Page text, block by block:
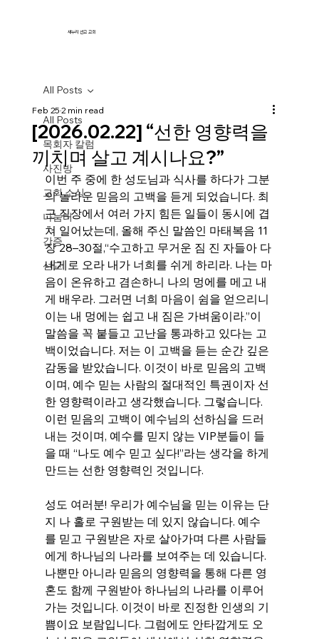
새누리 선교 교회
All Posts
목회자 칼럼
사진방
교회 소식
나눔터
간증
선교
All Posts
[2026.02.22] “선한 영향력을
끼치며 살고 계시나요?”
Feb 252 min read
이번 주 중에 한 성도님과 식사를 하다가 그분
의 놀라운 믿음의 고백을 듣게 되었습니다. 최
근 직장에서 여러 가지 힘든 일들이 동시에 겹
쳐 일어났는데, 올해 주신 말씀인 마태복음 11
장 28–30절,“수고하고 무거운 짐 진 자들아 다
내게로 오라 내가 너희를 쉬게 하리라. 나는 마
음이 온유하고 겸손하니 나의 멍에를 메고 내
게 배우라. 그러면 너희 마음이 쉼을 얻으리니
이는 내 멍에는 쉽고 내 짐은 가벼움이라.”이
말씀을 꼭 붙들고 고난을 통과하고 있다는 고
백이었습니다. 저는 이 고백을 듣는 순간 깊은
감동을 받았습니다. 이것이 바로 믿음의 고백
이며, 예수 믿는 사람의 절대적인 특권이자 선
한 영향력이라고 생각했습니다. 그렇습니다.
이런 믿음의 고백이 예수님의 선하심을 드러
내는 것이며, 예수를 믿지 않는 VIP분들이 들
을 때 “나도 예수 믿고 싶다!”라는 생각을 하게
만드는 선한 영향력인 것입니다.
성도 여러분! 우리가 예수님을 믿는 이유는 단
지 나 홀로 구원받는 데 있지 않습니다. 예수
를 믿고 구원받은 자로 살아가며 다른 사람들
에게 하나님의 나라를 보여주는 데 있습니다.
나뿐만 아니라 믿음의 영향력을 통해 다른 영
혼도 함께 구원받아 하나님의 나라를 이루어
가는 것입니다. 이것이 바로 진정한 인생의 기
쁨이요 보람입니다. 그럼에도 안타깝게도 오